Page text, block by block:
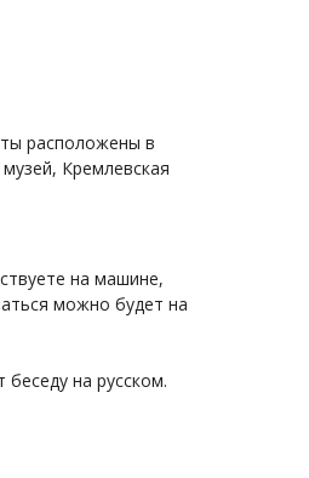
расположены в
Кремлевская
на машине,
можно будет на
на русском.